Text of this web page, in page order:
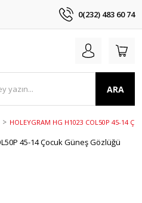
0(232) 483 60 74
ARA
HOLEYGRAM HG H1023 COL50P 45-14